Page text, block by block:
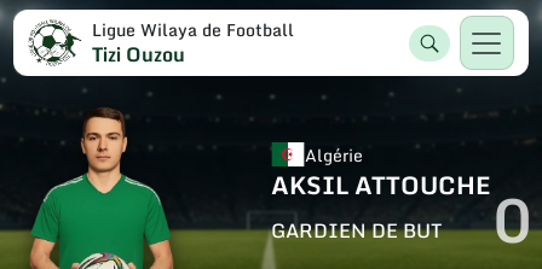
Ligue Wilaya de Football
Tizi Ouzou
Algérie
AKSIL ATTOUCHE
GARDIEN DE BUT 0